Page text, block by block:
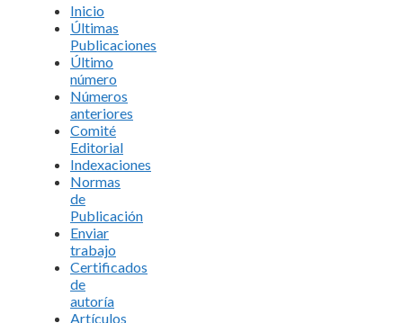
Inicio
Últimas
Publicaciones
Último
número
Números
anteriores
Comité
Editorial
Indexaciones
Normas
de
Publicación
Enviar
trabajo
Certificados
de
autoría
Artículos